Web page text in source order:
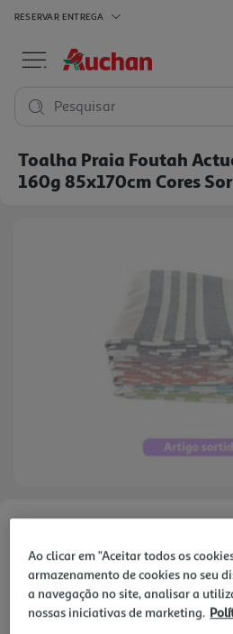
RESERVAR ENTREGA
Pesquisar
Toalha Praia Foutah
160g 85x170cm Cores
Ref. / EAN:3665257752729
Ao clicar em "Aceitar todos os
armazenamento de cookies no seu
a navegação no site, analisar a
nossas iniciativas de marketing.